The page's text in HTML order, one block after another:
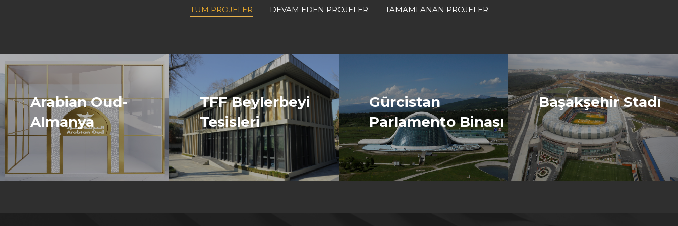
TÜM PROJELER DEVAM EDEN PROJELER TAMAMLANAN PROJELER
Arabian Oud-
Almanya
TFF Beylerbeyi
Tesisleri
Gürcistan
Parlamento Binası
Başakşehir Stadı